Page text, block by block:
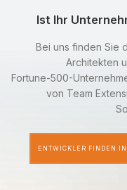
Ist Ihr
Bei uns finden Sie
Architekten
Fortune-500-
von Team
ENTWICKLER FINDEN